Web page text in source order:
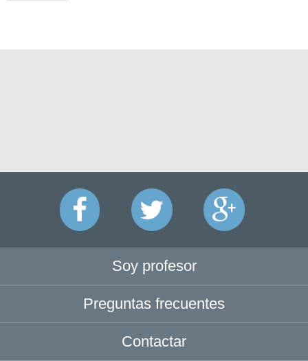
Soy profesor
Preguntas frecuentes
Contactar